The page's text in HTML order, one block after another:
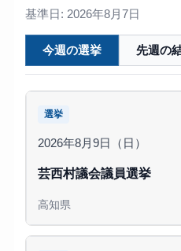
基準日: 2026年8月7日
今週の選挙 先週の
選挙
2026年8月9日（日）
芸西村議会議員選挙
高知県